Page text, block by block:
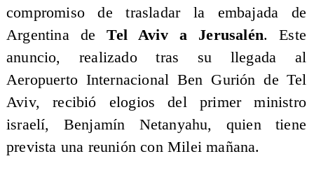
compromiso de trasladar la embajada de
Argentina deTel Aviv a Jerusalén. Este
anuncio, realizado tras su llegada al
Aeropuerto Internacional Ben Gurión de Tel
Aviv, recibió elogios del primer ministro
israelí, Benjamín Netanyahu, quien tiene
prevista una reunión con Milei mañana.